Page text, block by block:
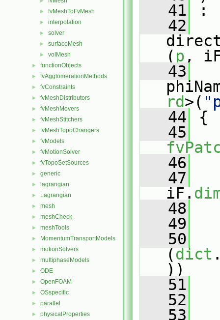
► fvMeshToFvMesh
► interpolation
► solver
► surfaceMesh
► volMesh
► functionObjects
► fvAgglomerationMethods
► fvConstraints
► fvMeshDistributors
► fvMeshMovers
► fvMeshStitchers
► fvMeshTopoChangers
► fvModels
► fvMotionSolver
► fvTopoSetSources
► generic
► lagrangian
► Lagrangian
► mesh
► meshCheck
► meshTools
► MomentumTransportModels
► motionSolvers
► multiphaseModels
► ODE
► OpenFOAM
► OSspecific
► parallel
► physicalProperties
   41
:
   42
( p ,
   43
rd>(
   44
{
   45
   46
   47
iF.
   48
   49
   50
(dict
))
   51
   52
   53